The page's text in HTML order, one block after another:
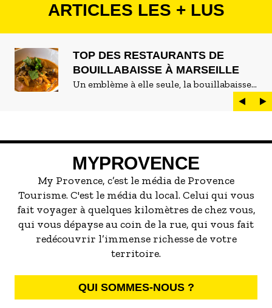
ARTICLES LES + LUS
TOP DES RESTAURANTS DE
BOUILLABAISSE À MARSEILLE
Un emblème à elle seule, la bouillabaisse
est LE plat marseillais par excellence. On
peut d'ailleurs vite être submergé·e par la
servir la meilleure...
MYPROVENCE
My Provence, c’est le média de Provence
Tourisme. C'est le média du local. Celui qui vous
fait voyager à quelques kilomètres de chez vous,
qui vous dépayse au coin de la rue, qui vous fait
redécouvrir l’immense richesse de votre
territoire.
QUI SOMMES-NOUS ?